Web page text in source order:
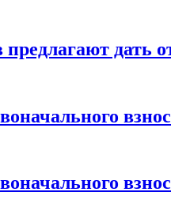
дать